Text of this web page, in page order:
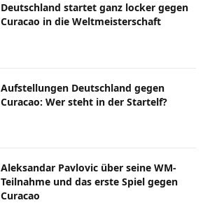
Deutschland startet ganz locker gegen
Curacao in die Weltmeisterschaft
Aufstellungen Deutschland gegen
Curacao: Wer steht in der Startelf?
Aleksandar Pavlovic über seine WM-
Teilnahme und das erste Spiel gegen
Curacao